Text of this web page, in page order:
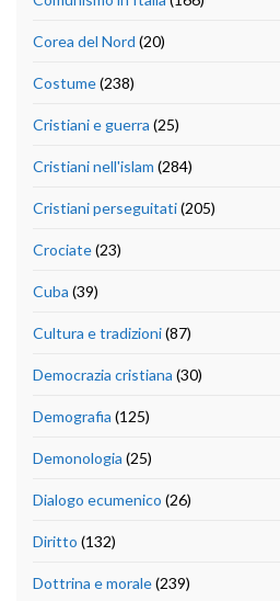
Corea del Nord (20)
Costume(238)
Cristiani e guerra (25)
Cristiani nell'islam (284)
Cristiani perseguitati(205)
Crociate(23)
Cuba (39)
Cultura e tradizioni(87)
Democrazia cristiana (30)
Demografia (125)
Demonologia (25)
Dialogo ecumenico (26)
Diritto (132)
Dottrina e morale(239)